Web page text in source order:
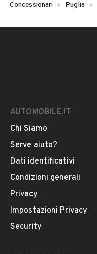
Concessionari Puglia
AUTOMOBILE.IT
Chi Siamo
Serve aiuto?
Dati identificativi
Condizioni generali
Privacy
Impostazioni Privacy
Security